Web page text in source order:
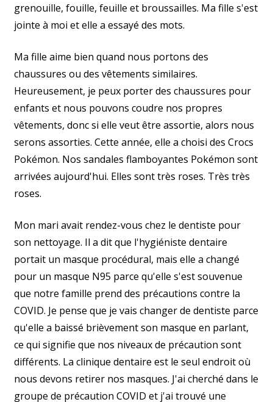
grenouille, fouille, feuille et broussailles. Ma fille s'est
jointe à moi et elle a essayé des mots.
Ma fille aime bien quand nous portons des
chaussures ou des vêtements similaires.
Heureusement, je peux porter des chaussures pour
enfants et nous pouvons coudre nos propres
vêtements, donc si elle veut être assortie, alors nous
serons assorties. Cette année, elle a choisi des Crocs
Pokémon. Nos sandales flamboyantes Pokémon sont
arrivées aujourd'hui. Elles sont très roses. Très très
roses.
Mon mari avait rendez-vous chez le dentiste pour
son nettoyage. Il a dit que l'hygiéniste dentaire
portait un masque procédural, mais elle a changé
pour un masque N95 parce qu'elle s'est souvenue
que notre famille prend des précautions contre la
COVID. Je pense que je vais changer de dentiste parce
qu'elle a baissé brièvement son masque en parlant,
ce qui signifie que nos niveaux de précaution sont
différents. La clinique dentaire est le seul endroit où
nous devons retirer nos masques. J'ai cherché dans le
groupe de précaution COVID et j'ai trouvé une